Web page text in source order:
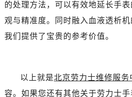
的处理方法，可以有效地延长手
观与精准度。同时融入血液透析
我们提供了宝贵的参考价值。
以上就是北京劳力士维修服务
容。如果您还有其他关于劳力士手